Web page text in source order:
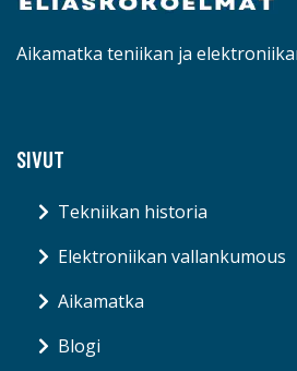
Aikamatka teniikan ja
SIVUT
Tekniikan historia
Elektroniikan vallankumous
Aikamatka
Blogi